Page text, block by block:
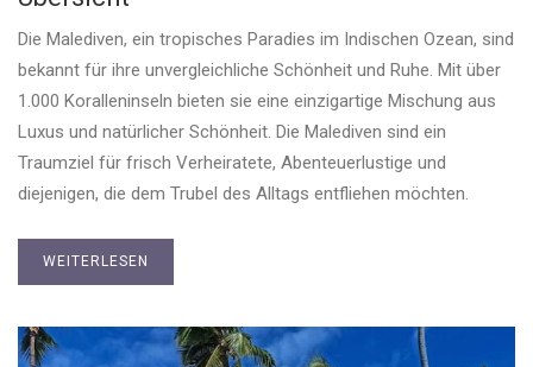
Die Malediven, ein tropisches Paradies im Indischen Ozean, sind
bekannt für ihre unvergleichliche Schönheit und Ruhe. Mit über
1.000 Koralleninseln bieten sie eine einzigartige Mischung aus
Luxus und natürlicher Schönheit. Die Malediven sind ein
Traumziel für frisch Verheiratete, Abenteuerlustige und
diejenigen, die dem Trubel des Alltags entfliehen möchten.
WEITERLESEN